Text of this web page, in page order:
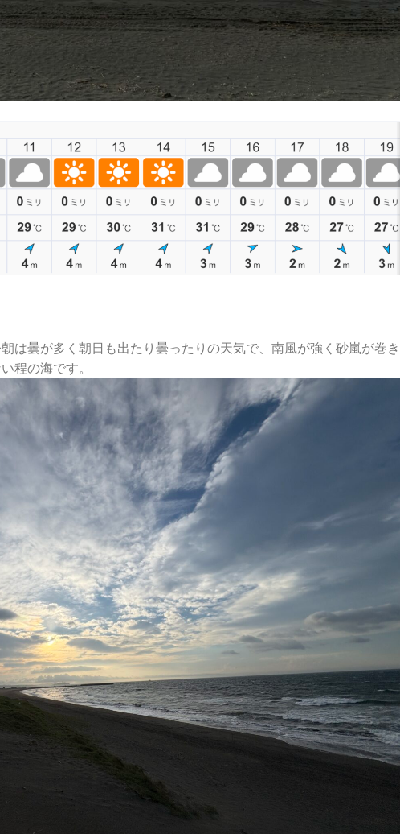
は曇が多く朝日も出たり曇ったりの天気で、南風が強く砂嵐が巻き
程の海です。